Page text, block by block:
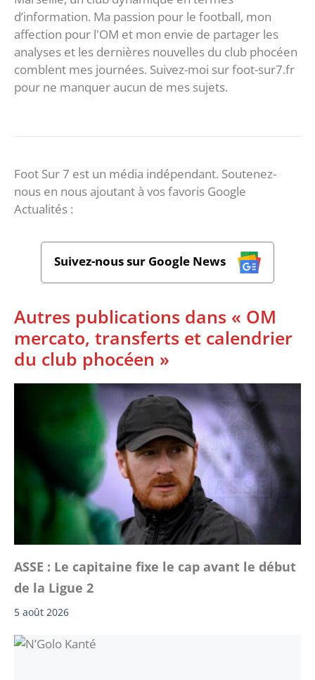
d’information. Ma passion pour le football, mon
affection pour l'OM et mon envie de partager les
analyses et les dernières nouvelles du club phocéen
comblent mes journées. Suivez-moi sur foot-sur7.fr
pour ne manquer aucun de mes sujets.
Foot Sur 7 est un média indépendant. Soutenez-
nous en nous ajoutant à vos favoris Google
Actualités :
Suivez-nous sur Google News
Autres publications dans « OM
mercato, transferts et calendrier
du club phocéen »
ASSE : Le capitaine fixe le cap avant le début
de la Ligue 2
5 août 2026